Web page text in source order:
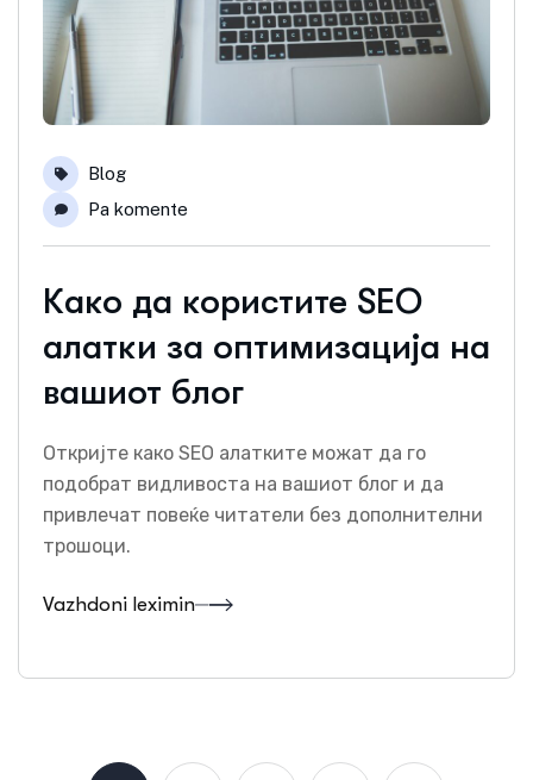
Blog
Pa komente
Како да користите SEO
алатки за оптимизација на
вашиот блог
Откријте како SEO алатките можат да го
подобрат видливоста на вашиот блог и да
привлечат повеќе читатели без дополнителни
трошоци.
Vazhdoni leximin